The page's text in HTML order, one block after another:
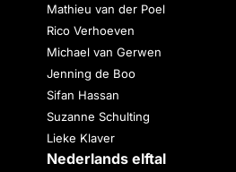
Mathieu van der Poel
Rico Verhoeven
Michael van Gerwen
Jenning de Boo
Sifan Hassan
Suzanne Schulting
Lieke Klaver
Nederlands elftal